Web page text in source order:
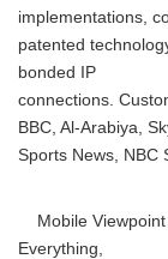
implementations,
patented
bonded IP
connections.
BBC, Al-Arabiya,
Sports News, NBC
Mobile Viewpoint
Everything,